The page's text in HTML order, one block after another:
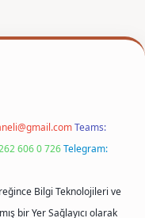
Teams:
606 0 726Telegram:
Bilgi Teknolojileri ve
bir Yer Sağlayıcı olarak